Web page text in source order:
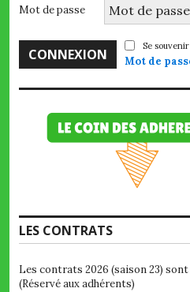
Mot de passe
Se
Mot de
LES CONTRATS
Les contrats 2026 (saison 23)
(Réservé aux adhérents)